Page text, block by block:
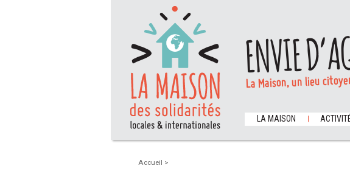
ENVIE
La Maison, un lieu
LA MAISON
Accueil >